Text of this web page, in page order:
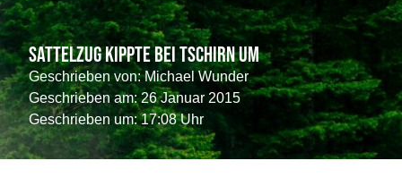
Sattelzug kippte bei Tschirn um
Geschrieben von:Michael Wunder
Geschrieben am: 26 Januar 2015
Geschrieben um: 17:08 Uhr